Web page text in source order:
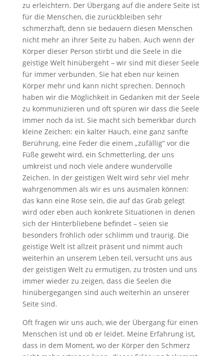
zu erleichtern. Der Übergang auf die andere Seite ist
für die Menschen, die zurückbleiben sehr
schmerzhaft, denn sie bedauern diesen Menschen
nicht mehr an ihrer Seite zu haben. Auch wenn der
Körper dieser Person stirbt und die Seele in die
geistige Welt hinübergeht – wir sind mit dieser Seele
für immer verbunden. Sie hat eben nur keinen
Körper mehr und kann nicht sprechen. Dennoch
haben wir die Möglichkeit in Gedanken mit der Seele
zu kommunizieren und oft spüren wir dass die Seele
immer noch da ist. Sie macht sich bemerkbar durch
kleine Zeichen: ein kalter Hauch, eine ganz sanfte
Berührung, eine Feder die einem „zufällig“ vor die
Füße geweht wird, ein Schmetterling, der uns
umkreist und noch viele andere wundervolle
Zeichen. In der geistigen Welt wird sehr viel mehr
wahrgenommen als wir es uns ausmalen können:
das kann eine Rose sein, die auf das Grab gelegt
wird oder eben auch konkrete Situationen in denen
sich der Hinterbliebene befindet – seien sie
besonders fröhlich oder schlimm und traurig. Die
geistige Welt ist allzeit präsent und nimmt auch
weiterhin an unserem Leben teil, versucht uns aus
der geistigen Welt zu ermutigen, zu trösten und uns
immer wieder zu zeigen, dass die Seelen die
hinübergegangen sind auch weiterhin an unserer
Seite sind.
Oft fragen wir uns auch, wie der Übergang für einen
Menschen ist und ob er leidet. Meine Erfahrung ist,
dass in dem Moment, wo der Körper den Schmerz